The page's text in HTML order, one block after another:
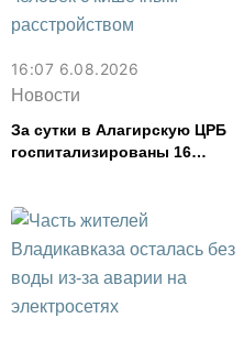
16:07 6.08.2026
Новости
За сутки в Алагирскую ЦРБ
госпитализированы 16